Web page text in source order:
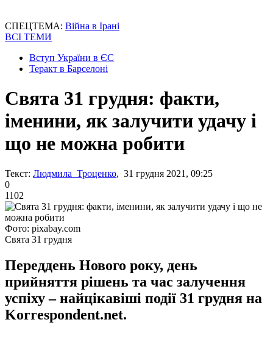
СПЕЦТЕМА: Війна в Ірані
ВСІ ТЕМИ
Вступ України в ЄС
Теракт в Барселоні
Свята 31 грудня: факти,
іменини, як залучити удачу і
що не можна робити
Текст: Людмила Троценко, 31 грудня 2021, 09:25
0
1102
Фото: pixabay.com
Свята 31 грудня
Переддень Нового року, день
прийняття рішень та час залучення
успіху – найцікавіші події 31 грудня на
Korrespondent.net.